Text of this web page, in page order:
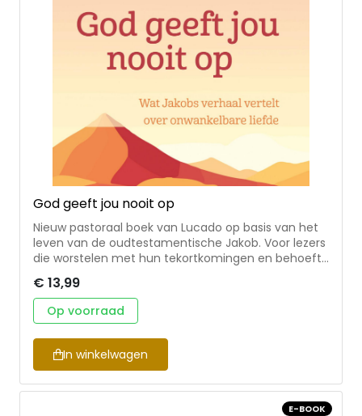
God geeft jou nooit op
Nieuw pastoraal boek van Lucado op basis van het
leven van de oudtestamentische Jakob. Voor lezers
die worstelen met hun tekortkomingen en behoefte
dat Gods genade en vergeving ook voor hen is en
dat God ook hen wil gebruiken. Primair voor
individueel gebruik, maar ook geschikt om als groep
door te nemen. Max Lucado is jarenlang voorganger
geweest, in Brazilië en in de VS. Zijn bjjbelse
dagboeken en pastorale (kinder) boeken worden
over de hele wereld gelezen. Van veel van zijn titels
zijn al meer dan een miljoen exemplaren verkocht.
€ 13,99
Op voorraad
In winkelwagen
E-BOOK